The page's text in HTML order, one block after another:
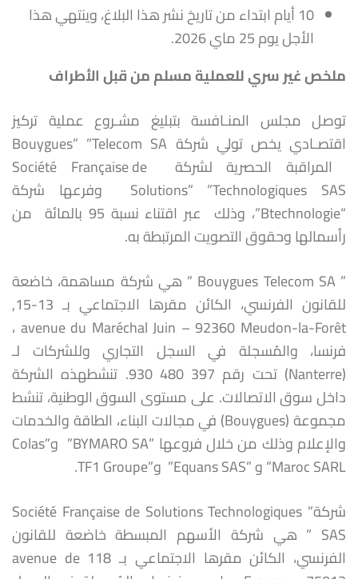
10 أيام ابتداء من تاريخ نشر هذا البلاغ، وينتهي هذا
الأجل يوم 25 ماي 2026.
ملخص غير سري للعملية مسلم من قبل الأطراف
توصل مجلس المنـافسة بتبليغ مشـروع عملية تركيز
اقتصـادي يخص تولي شركة Bouygues” ”Telecom SA
المراقبة الحصرية لشركة Société Française de
Solutions” ”Technologiques SAS وفرعها شركة
“Btechnologie”، وذلك عبر اقتناء نسبة 95 بالمائة من
رأسمالها وحقوق التصويت المرتبطة به.
” Bouygues Telecom SA ” هي شركة مساهمة، خاضعة
للقانون الفرنسي، الكائن مقرها الاجتماعي بـ 13-15,
avenue du Maréchal Juin – 92360 Meudon-la-Forêt ،
فرنسا، والمُسجلة في السجل التجاري وللشركات لـ
(Nanterre) تحت رقم 397 480 930. تنشطهذه الشركة
داخل سوق الاتصالات. على مستوى السوق الوطنية، تنشط
مجموعة (Bouygues) في مجالات البناء، الطاقة والخدمات
والإعلام وذلك من خلال فروعها ”BYMARO SA” و”Colas
Maroc SARL” و ”Equans SAS” و”TF1 Groupe.
شركة” Société Française de Solutions Technologiques
SAS ” هي شركة الأسهم المبسطة خاضعة للقانون
الفرنسي، الكائن مقرها الاجتماعي بـ 118 avenue de